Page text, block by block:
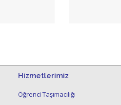
Hizmetlerimiz
Öğrenci Taşımacılığı